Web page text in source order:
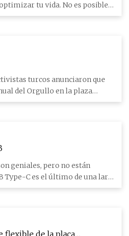
tu vida. No es posible
turcos anunciaron que
del Orgullo en la plaza
geniales, pero no están
flexible de la placa